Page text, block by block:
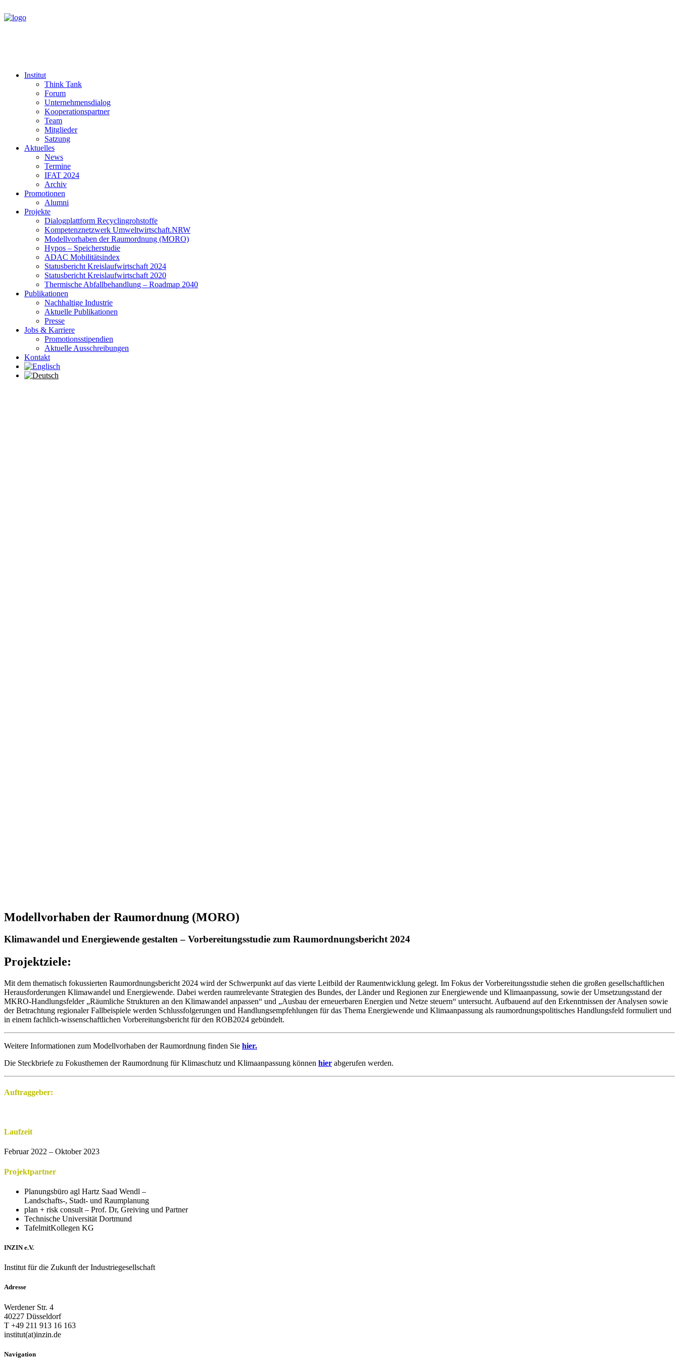
Institut
Think Tank
Forum
Unternehmensdialog
Kooperationspartner
Team
Mitglieder
Satzung
Aktuelles
News
Termine
IFAT 2024
Archiv
Promotionen
Alumni
Projekte
Dialogplattform Recyclingrohstoffe
Kompetenznetzwerk Umweltwirtschaft.NRW
Modellvorhaben der Raumordnung (MORO)
Hypos – Speicherstudie
ADAC Mobilitätsindex
Statusbericht Kreislaufwirtschaft 2024
Statusbericht Kreislaufwirtschaft 2020
Thermische Abfallbehandlung – Roadmap 2040
Publikationen
Nachhaltige Industrie
Aktuelle Publikationen
Presse
Jobs & Karriere
Promotionsstipendien
Aktuelle Ausschreibungen
Kontakt
Modellvorhaben der Raumordnung (MORO)
Klimawandel und Energiewende gestalten – Vorbereitungsstudie zum Raumordnungsbericht 2024
Projektziele:
Mit dem thematisch fokussierten Raumordnungsbericht 2024 wird der Schwerpunkt auf das vierte Leitbild der Raumentwicklung gelegt. Im Fokus der Vorbereitungsstudie stehen die großen gesellschaftlichen
Herausforderungen Klimawandel und Energiewende. Dabei werden raumrelevante Strategien des Bundes, der Länder und Regionen zur Energiewende und Klimaanpassung, sowie der Umsetzungsstand der
MKRO-Handlungsfelder „Räumliche Strukturen an den Klimawandel anpassen“ und „Ausbau der erneuerbaren Energien und Netze steuern“ untersucht. Aufbauend auf den Erkenntnissen der Analysen sowie
der Betrachtung regionaler Fallbeispiele werden Schlussfolgerungen und Handlungsempfehlungen für das Thema Energiewende und Klimaanpassung als raumordnungspolitisches Handlungsfeld formuliert und
in einem fachlich-wissenschaftlichen Vorbereitungsbericht für den ROB2024 gebündelt.
Weitere Informationen zum Modellvorhaben der Raumordnung finden Sie hier.
Die Steckbriefe zu Fokusthemen der Raumordnung für Klimaschutz und Klimaanpassung können hier abgerufen werden.
Auftraggeber:
Laufzeit
Februar 2022 – Oktober 2023
Projektpartner
Planungsbüro agl Hartz Saad Wendl –
Landschafts-, Stadt- und Raumplanung
plan + risk consult – Prof. Dr, Greiving und Partner
Technische Universität Dortmund
TafelmitKollegen KG
INZIN e.V.
Institut für die Zukunft der Industriegesellschaft
Adresse
Werdener Str. 4
40227 Düsseldorf
T +49 211 913 16 163
institut(at)inzin.de
Navigation